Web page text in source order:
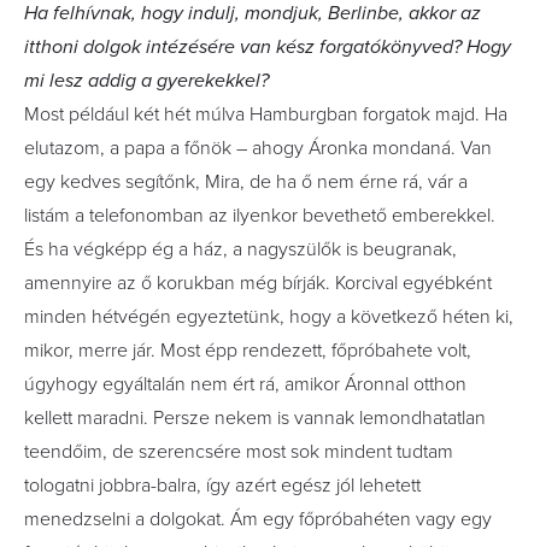
Ha felhívnak, hogy indulj, mondjuk, Berlinbe, akkor az
itthoni dolgok intézésére van kész forgatókönyved? Hogy
mi lesz addig a gyerekekkel?
Most például két hét múlva Hamburgban forgatok majd. Ha
elutazom, a papa a főnök – ahogy Áronka mondaná. Van
egy kedves segítőnk, Mira, de ha ő nem érne rá, vár a
listám a telefonomban az ilyenkor bevethető emberekkel.
És ha végképp ég a ház, a nagyszülők is beugranak,
amennyire az ő korukban még bírják. Korcival egyébként
minden hétvégén egyeztetünk, hogy a következő héten ki,
mikor, merre jár. Most épp rendezett, főpróbahete volt,
úgyhogy egyáltalán nem ért rá, amikor Áronnal otthon
kellett maradni. Persze nekem is vannak lemondhatatlan
teendőim, de szerencsére most sok mindent tudtam
tologatni jobbra-balra, így azért egész jól lehetett
menedzselni a dolgokat. Ám egy főpróbahéten vagy egy